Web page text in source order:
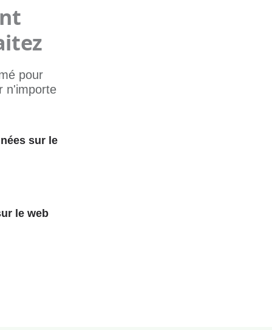
pour
n'importe
sur le
le web